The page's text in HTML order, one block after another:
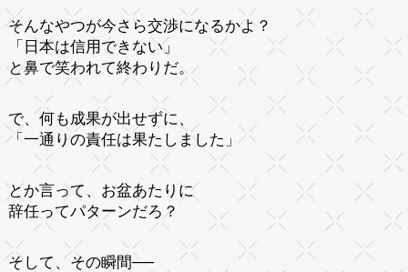
そんなやつが今さら交渉になるかよ？
「日本は信用できない」
と鼻で笑われて終わりだ。
で、何も成果が出せずに、
「一通りの責任は果たしました」
とか言って、お盆あたりに
辞任ってパターンだろ？
そして、その瞬間──